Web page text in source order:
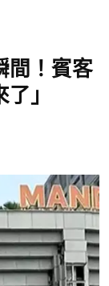
間！賓客
」